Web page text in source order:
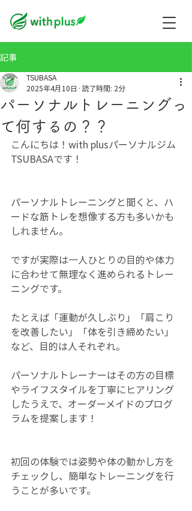
記事
パーソナルトレーニングっ
て何するの？？
TSUBASA
2025年4月10日 読了時間: 2分
こんにちは！with plusパーソナルジム
TSUBASAです！
パーソナルトレーニングと聞くと、ハ
ードな筋トレを想像する方も多いかも
しれません。
ですが実際は一人ひとりの目的や体力
に合わせて無理なく進められるトレー
ニングです。
たとえば「運動が久しぶり」「肩こり
を改善したい」「体を引き締めたい」
など、目的は人それぞれ。
パーソナルトレーナーはその方の目標
やライフスタイルを丁寧にヒアリング
したうえで、オーダーメイドのプログ
ラムを提案します！
初回の体験では姿勢や体の動かし方を
チェックし、簡単なトレーニングを行
うことが多いです。